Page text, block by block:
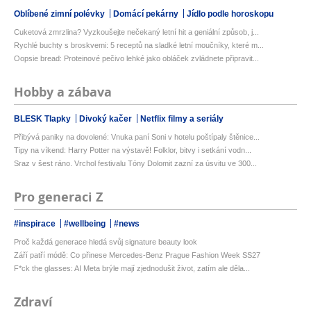
Oblíbené zimní polévky Domácí pekárny Jídlo podle horoskopu
Cuketová zmrzlina? Vyzkoušejte nečekaný letní hit a geniální způsob, j...
Rychlé buchty s broskvemi: 5 receptů na sladké letní moučníky, které m...
Oopsie bread: Proteinové pečivo lehké jako obláček zvládnete připravit...
Hobby a zábava
BLESK Tlapky Divoký kačer Netflix filmy a seriály
Přibývá paniky na dovolené: Vnuka paní Soni v hotelu poštípaly štěnice...
Tipy na víkend: Harry Potter na výstavě! Folklor, bitvy i setkání vodn...
Sraz v šest ráno. Vrchol festivalu Tóny Dolomit zazní za úsvitu ve 300...
Pro generaci Z
#inspirace #wellbeing #news
Proč každá generace hledá svůj signature beauty look
Září patří módě: Co přinese Mercedes-Benz Prague Fashion Week SS27
F*ck the glasses: AI Meta brýle mají zjednodušit život, zatím ale děla...
Zdraví